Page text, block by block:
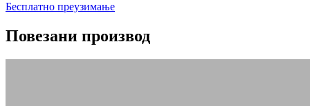
Бесплатно преузимање
Повезани производ